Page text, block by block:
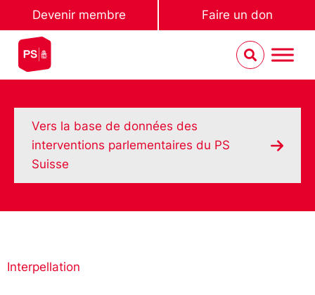
Devenir membre Faire un don
Vers la base de données des
interventions parlementaires du PS
Suisse
Interpellation